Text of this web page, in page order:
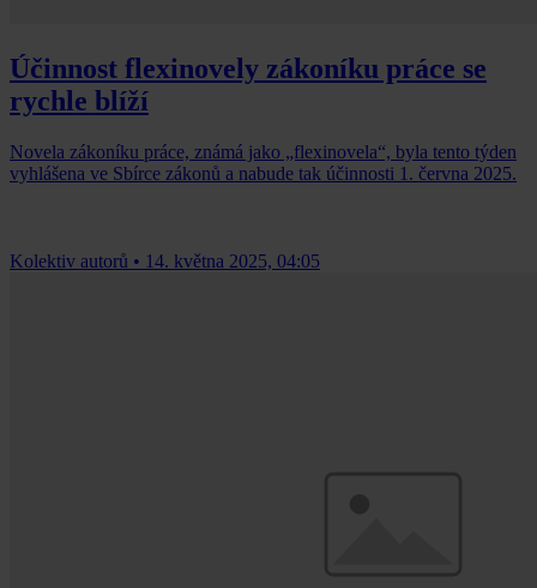
Účinnost flexinovely zákoníku práce se
rychle blíží
Novela zákoníku práce, známá jako „flexinovela“, byla tento týden
vyhlášena ve Sbírce zákonů a nabude tak účinnosti 1. června 2025.
Kolektiv autorů • 14. května 2025, 04:05